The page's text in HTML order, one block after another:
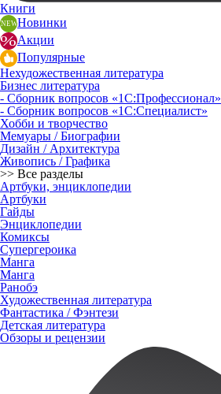
Книги
Новинки
Акции
Популярные
Нехудожественная литература
Бизнес литература
- Сборник вопросов «1С:Профессионал»
- Сборник вопросов «1С:Специалист»
Хобби и творчество
Мемуары / Биографии
Дизайн / Архитектура
Живопись / Графика
>> Все разделы
Артбуки, энциклопедии
Артбуки
Гайды
Энциклопедии
Комиксы
Супергероика
Манга
Манга
Ранобэ
Художественная литература
Фантастика / Фэнтези
Детская литература
Обзоры и рецензии